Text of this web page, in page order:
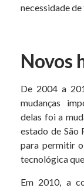
necessidade
Novos
De 2004 a
mudanças
delas foi a
estado de São
para permitir
tecnológica
Em 2010, a